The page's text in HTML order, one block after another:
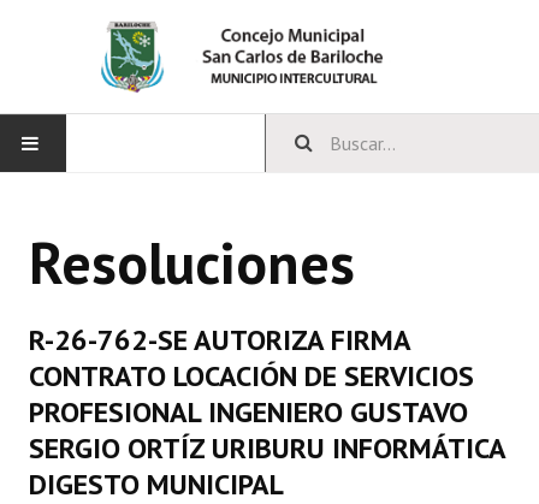
CONCEJO
Integrantes del Concejo
Comisiones Permanentes
Comisiones Especiales
Resoluciones
R-26-762-SE AUTORIZA FIRMA
CONTRATO LOCACIÓN DE SERVICIOS
PROFESIONAL INGENIERO GUSTAVO
SERGIO ORTÍZ URIBURU INFORMÁTICA
DIGESTO MUNICIPAL